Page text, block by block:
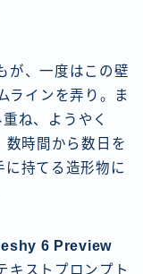
が、一度はこの壁
ラインを弄り。ま
ね、ようやく
数時間から数日を
に持てる造形物に
6 Preview
キストプロンプト